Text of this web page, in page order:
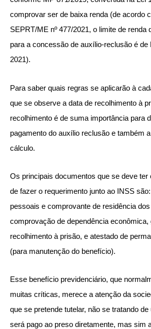
comprovar ser de baixa renda (de acordo
SEPRT/ME nº 477/2021, o limite de renda
para a concessão de auxílio-reclusão é de
2021).
Para saber quais regras se aplicarão à
que se observe a data de recolhimento à
recolhimento é de suma importância para
pagamento do auxílio reclusão e também
cálculo.
Os principais documentos que se deve ter
de fazer o requerimento junto ao INSS
pessoais e comprovante de residência
comprovação de dependência econômica,
recolhimento à prisão, e atestado de
(para manutenção do benefício).
Esse benefício previdenciário, que
muitas críticas, merece a atenção da
que se pretende tutelar, não se tratando
será pago ao preso diretamente, mas sim